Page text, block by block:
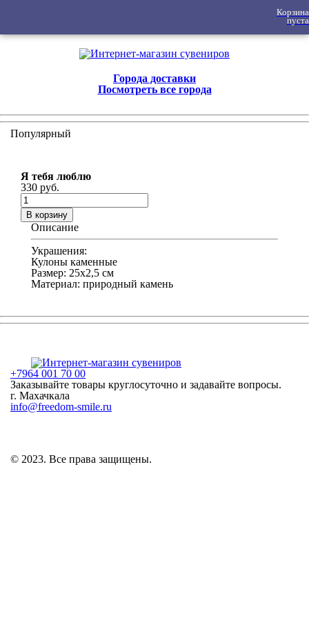
Корзина
пуста
Города доставки
Посмотреть все города
Популярный
Я тебя люблю
330 руб.
В корзину
Описание
Украшения:
Кулоны каменные
Размер: 25х2,5 см
Материал: природный камень
+7964 001 70 00
Заказывайте товары круглосуточно и задавайте вопросы.
г. Махачкала
info@freedom-smile.ru
© 2023. Все права защищены.